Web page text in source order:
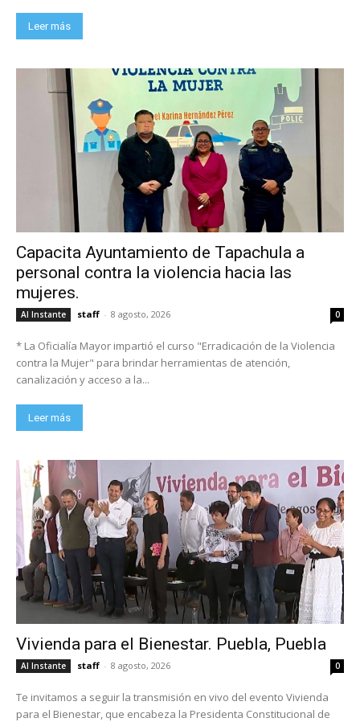
Leer más
Capacita Ayuntamiento de Tapachula a
personal contra la violencia hacia las
mujeres.
Al Instante staff - 8 agosto, 2026 0
* La Oficialía Mayor impartió el curso "Erradicación de la Violencia
contra la Mujer" para brindar herramientas de atención,
canalización y acceso a la...
Leer más
Vivienda para el Bienestar. Puebla, Puebla
Al Instante staff - 8 agosto, 2026 0
Te invitamos a seguir la transmisión en vivo del evento Vivienda
para el Bienestar, que encabeza la Presidenta Constitucional de